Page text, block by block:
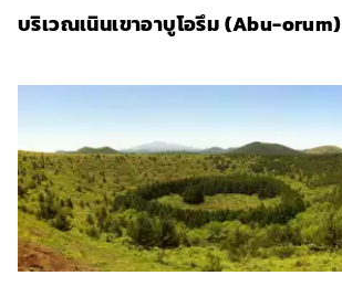
บริเวณเนินเขาอาบูโอรึม (Abu-orum)